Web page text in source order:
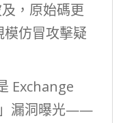
，原始碼更
仿冒攻擊疑
Exchange
」漏洞曝光——